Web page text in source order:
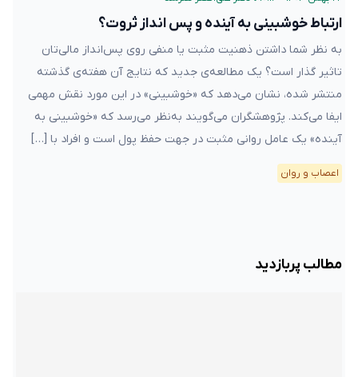
ارتباط خوشبینی به آینده و پس انداز ثروت؟
به نظر شما داشتن ذهنیت مثبت یا منفی روی پس‌انداز مالی‌تان
تاثیر گذار است؟ یک مطالعه‌ی جدید که نتایج آن هفته‌ی گذشته
منتشر شده، نشان می‌دهد که «خوشبینی» در این مورد نقش مهمی
ایفا می‌کند. پژوهشگران می‌گویند به‌نظر می‌رسد که «خوشبینی به
آینده» یک عامل روانی مثبت در جهت حفظ پول است و افراد با […]
اعصاب و روان
مطالب پربازدید